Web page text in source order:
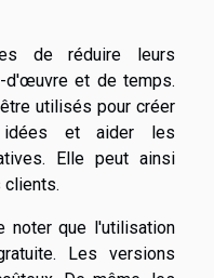
de réduire leurs
d'œuvre et de temps.
utilisés pour créer
idées et aider les
Elle peut ainsi
clients.
noter que l'utilisation
Les versions